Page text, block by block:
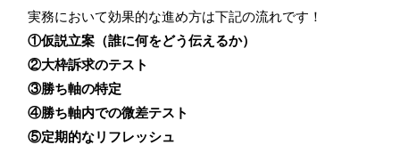
実務において効果的な進め方は下記の流れです！
①仮説立案（誰に何をどう伝えるか）
②大枠訴求のテスト
③勝ち軸の特定
④勝ち軸内での微差テスト
⑤定期的なリフレッシュ